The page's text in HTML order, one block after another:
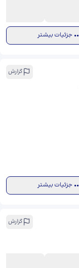
جزئیات بیشتر
گزارش
جزئیات بیشتر
گزارش